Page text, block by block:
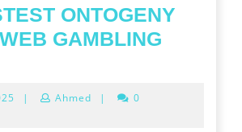
TRAVEL
RAPIDLY,
CONVENIENCE
ONTOGENY
GAMBLING
ONTOGENY
March
| Ahmed |
0